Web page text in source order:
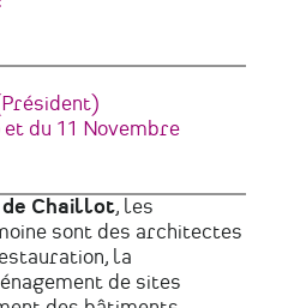
du 11 Novembre
de Chaillot, les
sont des architectes
la
de sites